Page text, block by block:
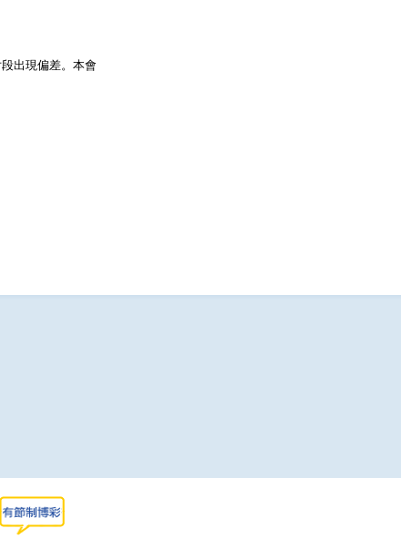
出現偏差。本會